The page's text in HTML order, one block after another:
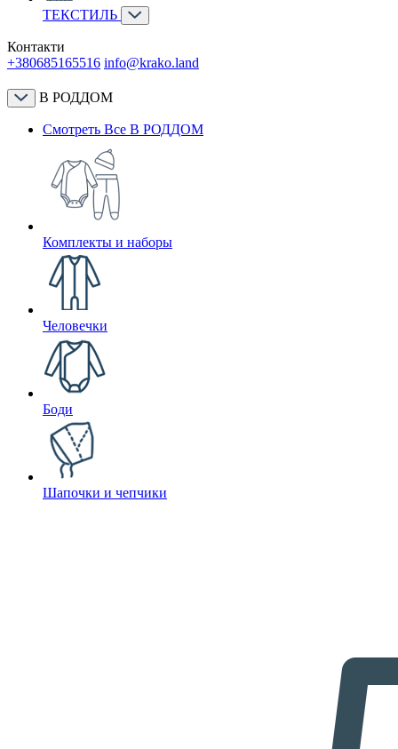
ТЕКСТИЛЬ
Контакти
+380685165516 info@krako.land
В РОДДОМ
Смотреть Все В РОДДОМ
Комплекты и наборы
Человечки
Боди
Шапочки и чепчики